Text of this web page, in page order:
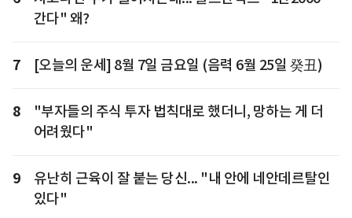
간다" 왜?
7 [오늘의 운세] 8월 7일 금요일 (음력 6월 25일 癸丑)
8
"부자들의 주식 투자 법칙대로 했더니, 망하는 게 더
어려웠다"
9
유난히 근육이 잘 붙는 당신... "내 안에 네안데르탈인
있다"